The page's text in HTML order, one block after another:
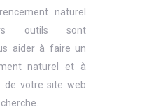
naturel
outils sont
aider à faire un
naturel et à
de votre site web